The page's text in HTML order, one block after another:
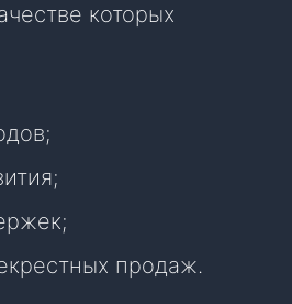
которых
продаж.